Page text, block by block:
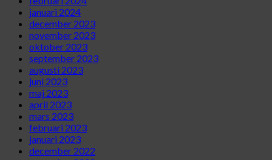
januari 2024
december 2023
november 2023
oktober 2023
september 2023
augusti 2023
juni 2023
maj 2023
april 2023
mars 2023
februari 2023
januari 2023
december 2022